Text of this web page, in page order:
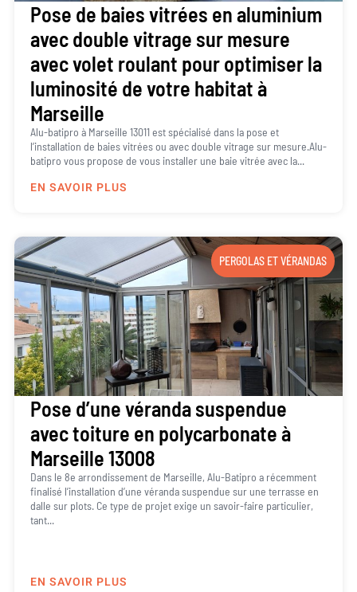
Pose de baies vitrées en aluminium
avec double vitrage sur mesure
avec volet roulant pour optimiser la
luminosité de votre habitat à
Marseille
Alu-batipro à Marseille 13011 est spécialisé dans la pose et
l’installation de baies vitrées ou avec double vitrage sur mesure.Alu-
batipro vous propose de vous installer une baie vitrée avec la...
EN SAVOIR PLUS
PERGOLAS ET VÉRANDAS
Pose d’une véranda suspendue
avec toiture en polycarbonate à
Marseille 13008
Dans le 8e arrondissement de Marseille, Alu-Batipro a récemment
finalisé l’installation d’une véranda suspendue sur une terrasse en
dalle sur plots. Ce type de projet exige un savoir-faire particulier,
tant...
EN SAVOIR PLUS